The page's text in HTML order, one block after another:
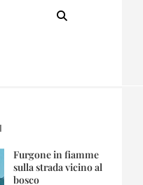
Furgone in fiamme
sulla strada vicino al
bosco